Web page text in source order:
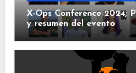
X-Ops Conference 2024;
y resumen del evento